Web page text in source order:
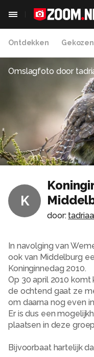
Ontdekken
Omslagfoto door
K
door:
In navolging van
ook van Middelburg
Koninginnedag 2010.
Op 30 april 2010 komt
de ochtend gaat ze
om daarna nog even
Er is dus een
plaatsen in deze
Bijvoorbaat hartelijk